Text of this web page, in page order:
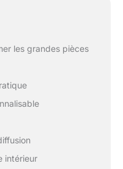
les grandes pièces
intérieur